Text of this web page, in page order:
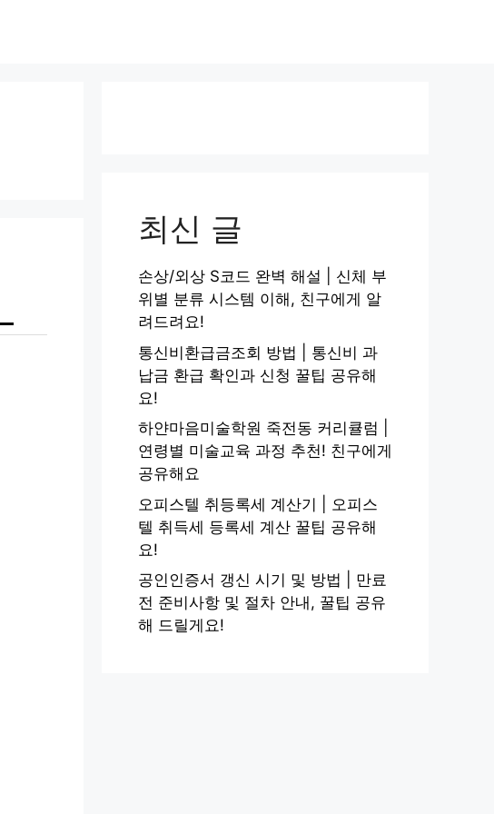
최신 글
손상/외상 S코드 완벽 해설 | 신체 부
위별 분류 시스템 이해, 친구에게 알
려드려요!
통신비환급금조회 방법 | 통신비 과
납금 환급 확인과 신청 꿀팁 공유해
요!
하얀마음미술학원 죽전동 커리큘럼 |
연령별 미술교육 과정 추천! 친구에게
공유해요
오피스텔 취등록세 계산기 | 오피스
텔 취득세 등록세 계산 꿀팁 공유해
요!
공인인증서 갱신 시기 및 방법 | 만료
전 준비사항 및 절차 안내, 꿀팁 공유
해 드릴게요!